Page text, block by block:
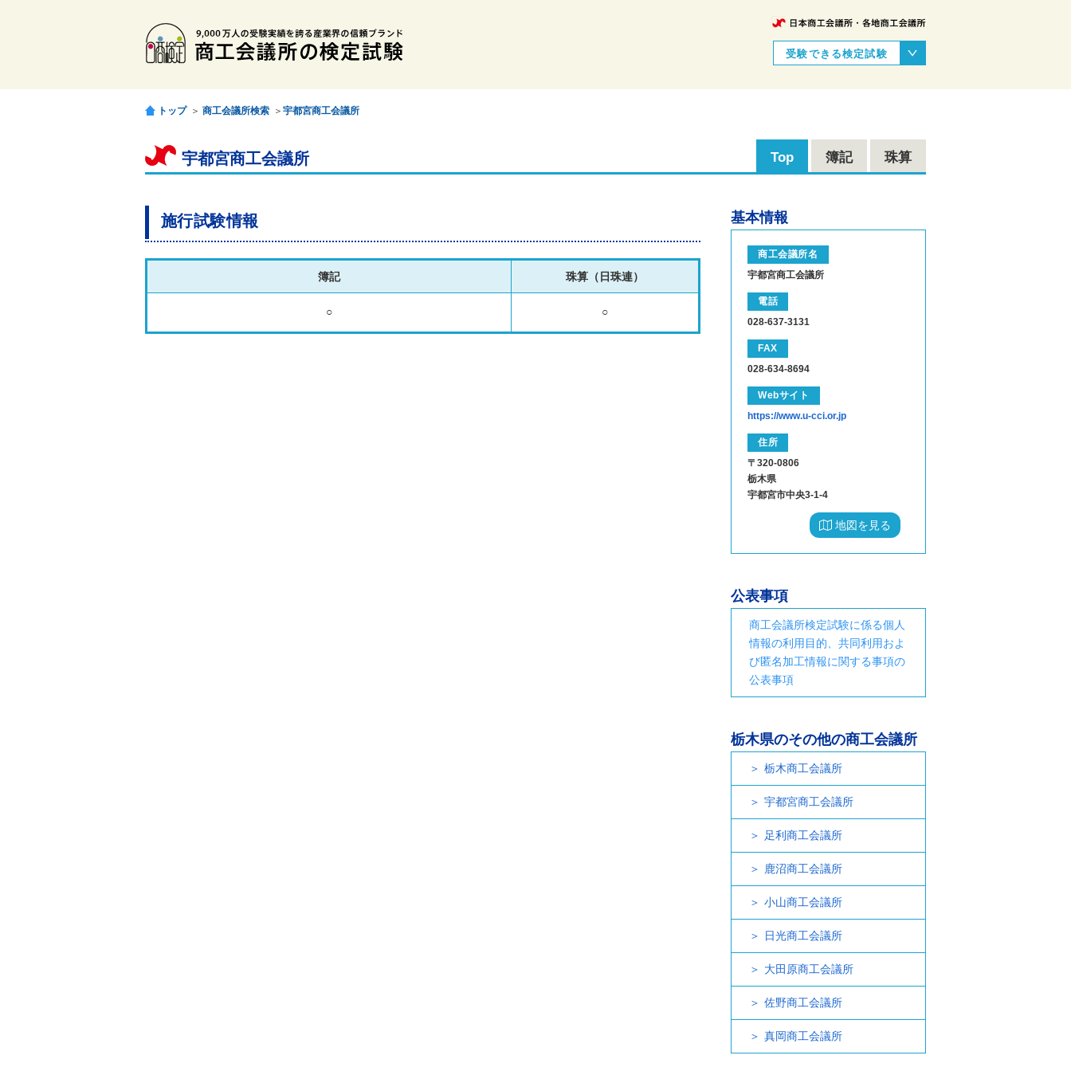
受験できる検定試験
トップ ＞ 商工会議所検索 ＞ 宇都宮商工会議所
宇都宮商工会議所 Top 簿記 珠算
施行試験情報
簿記 珠算（日珠連）
○ ○
基本情報
商工会議所名
宇都宮商工会議所
電話
028-637-3131
FAX
028-634-8694
Webサイト
https://www.u-cci.or.jp
住所
〒320-0806
栃木県
宇都宮市中央3-1-4
地図を見る
公表事項
商工会議所検定試験に係る個人
情報の利用目的、共同利用およ
び匿名加工情報に関する事項の
公表事項
栃木県のその他の商工会議所
栃木商工会議所
宇都宮商工会議所
足利商工会議所
鹿沼商工会議所
小山商工会議所
日光商工会議所
大田原商工会議所
佐野商工会議所
真岡商工会議所